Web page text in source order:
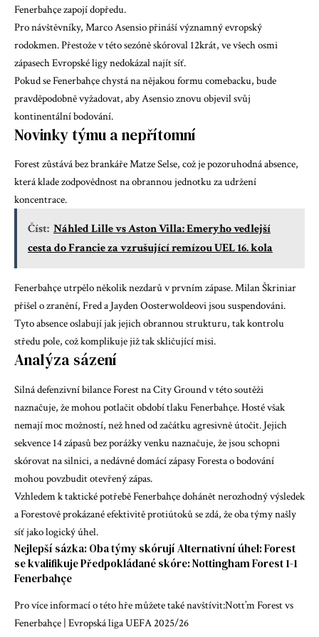
Fenerbahçe zapojí dopředu.
Pro návštěvníky, Marco Asensiopřináší významný evropský
rodokmen. Přestože v této sezóně skóroval 12krát, ve všech osmi
zápasech Evropské ligy nedokázal najít síť.
Pokud se Fenerbahçe chystá na nějakou formu comebacku, bude
pravděpodobně vyžadovat, aby Asensio znovu objevil svůj
kontinentální bodování.
Novinky týmu a nepřítomní
Forest zůstává bez brankáře Matze Selse, což je pozoruhodná absence,
která klade zodpovědnost na obrannou jednotku za udržení
koncentrace.
Číst: Náhled Lille vs Aston Villa: Emeryho vedlejší
cesta do Francie za vzrušující remízou UEL 16. kola
Fenerbahçe utrpělo několik nezdarů v prvním zápase. Milan Škriniar
přišel o zranění, Fred a Jayden Oosterwoldeovi jsou suspendováni.
Tyto absence oslabují jak jejich obrannou strukturu, tak kontrolu
středu pole, což komplikuje již tak skličující misi.
Analýza sázení
Silná defenzivní bilance Forest na City Ground v této soutěži
naznačuje, že mohou potlačit období tlaku Fenerbahçe. Hosté však
nemají moc možností, než hned od začátku agresivně útočit. Jejich
sekvence 14 zápasů bez porážky venku naznačuje, že jsou schopni
skórovat na silnici, a nedávné domácí zápasy Foresta o bodování
mohou povzbudit otevřený zápas.
Vzhledem k taktické potřebě Fenerbahçe dohánět nerozhodný výsledek
a Forestově prokázané efektivitě protiútoků se zdá, že oba týmy našly
síť jako logický úhel.
Nejlepší sázka: Oba týmy skórují Alternativní úhel: Forest
se kvalifikuje Předpokládané skóre: Nottingham Forest 1-1
Fenerbahçe
Pro více informací o této hře můžete také navštívit:Nott’m Forest vs
Fenerbahçe | Evropská liga UEFA 2025/26